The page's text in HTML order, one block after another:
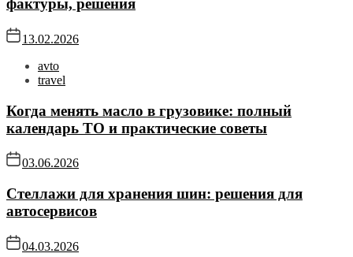
фактуры, решения
13.02.2026
avto
travel
Когда менять масло в грузовике: полный
календарь ТО и практические советы
03.06.2026
Стеллажи для хранения шин: решения для
автосервисов
04.03.2026